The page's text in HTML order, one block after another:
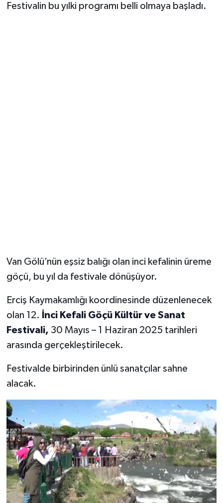
Festivalin bu yılki programı belli olmaya başladı.
Van Gölü’nün eşsiz balığı olan inci kefalinin üreme
göçü, bu yıl da festivale dönüşüyor.
Erciş Kaymakamlığı koordinesinde düzenlenecek
olan 12. İnci Kefali Göçü Kültür ve Sanat
Festivali, 30 Mayıs – 1 Haziran 2025 tarihleri
arasında gerçekleştirilecek.
Festivalde birbirinden ünlü sanatçılar sahne
alacak.